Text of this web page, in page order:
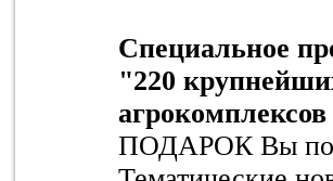
Специальное
"220
ПОДАРОК Вы